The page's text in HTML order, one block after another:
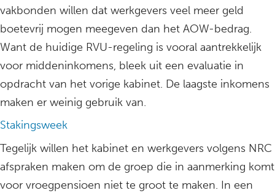
vakbonden willen dat werkgevers veel meer geld
boetevrij mogen meegeven dan het AOW-bedrag.
Want de huidige RVU-regeling is vooral aantrekkelijk
voor middeninkomens, bleek uit een evaluatie in
opdracht van het vorige kabinet. De laagste inkomens
maken er weinig gebruik van.
Stakingsweek
Tegelijk willen het kabinet en werkgevers volgens NRC
afspraken maken om de groep die in aanmerking komt
voor vroegpensioen niet te groot te maken. In een